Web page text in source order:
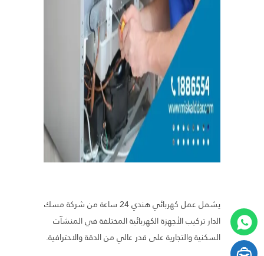
يشمل عمل كهربائي هندي 24 ساعة من شركة مسك
الدار تركيب الأجهزة الكهربائية المختلفة في المنشآت
السكنية والتجارية على قدر عالي من الدقة والاحترافية.